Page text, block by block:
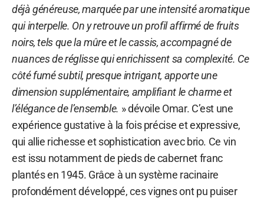
déjà généreuse, marquée par une intensité aromatique
qui interpelle. On y retrouve un profil affirmé de fruits
noirs, tels que la mûre et le cassis, accompagné de
nuances de réglisse qui enrichissent sa complexité. Ce
côté fumé subtil, presque intrigant, apporte une
dimension supplémentaire, amplifiant le charme et
l’élégance de l’ensemble. » dévoile Omar. C’est une
expérience gustative à la fois précise et expressive,
qui allie richesse et sophistication avec brio. Ce vin
est issu notamment de pieds de cabernet franc
plantés en 1945. Grâce à un système racinaire
profondément développé, ces vignes ont pu puiser